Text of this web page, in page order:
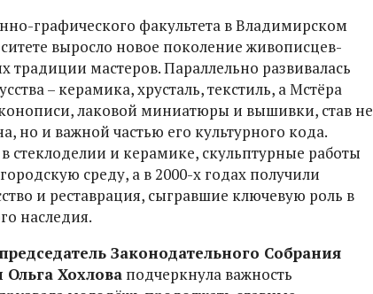
графического факультета в Владимирском
выросло новое поколение живописцев-
традиции мастеров. Параллельно развивалась
– керамика, хрусталь, текстиль, а Мстёра
лаковой миниатюры и вышивки, став не
но и важной частью его культурного кода.
стеклоделии и керамике, скульптурные работы
среду, а в 2000-х годах получили
и реставрация, сыгравшие ключевую роль в
наследия.
председатель Законодательного Собрания
Хохловаподчеркнула важность